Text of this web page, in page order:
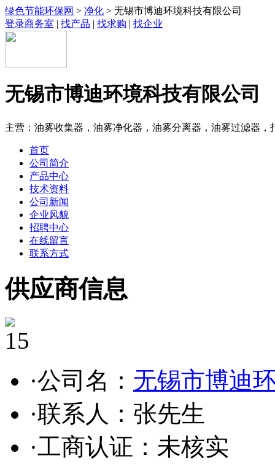
绿色节能环保网 > 净化 > 无锡市博迪环境科技有限公司
登录商务室 | 找产品 | 找求购 | 找企业
无锡市博迪环境科技有限公司
主营：油雾收集器，油雾净化器，油雾分离器，油雾过滤器
首页
公司简介
产品中心
技术资料
公司新闻
企业风貌
招聘中心
在线留言
联系方式
供应商信息
15
·公司名： 无锡市博迪
·联系人：张先生
·工商认证： 未核实